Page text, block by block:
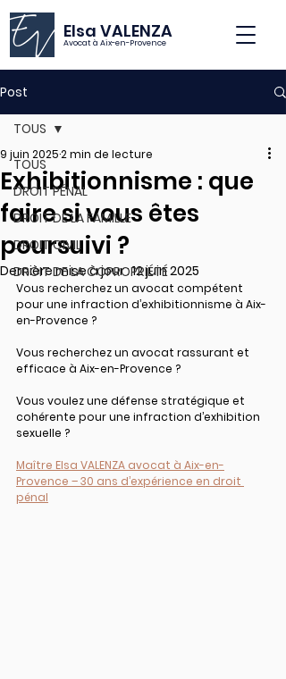
Elsa VALENZA
Avocat à Aix-en-Provence
Post
TOUS
DROIT PÉNAL
DROIT DE LA FAMILLE
DROIT CIVIL
DROIT DE LA COPROPRIÉTÉ
TOUS
Exhibitionnisme : que
faire si vous êtes
poursuivi ?
9 juin 20252 min de lecture
Dernière mise à jour :12 juin 2025
Vous recherchez un avocat compétent
pour une infraction d’exhibitionnisme à Aix-
en-Provence ?
Vous recherchez un avocat rassurant et
efficace à Aix-en-Provence ?
Vous voulez une défense stratégique et
cohérente pour une infraction d’exhibition
sexuelle ?
Maître Elsa VALENZA avocat à Aix-en-
Provence – 30 ans d’expérience en droit
pénal